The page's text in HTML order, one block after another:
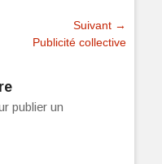
Suivant →
Publicité collective
publier un